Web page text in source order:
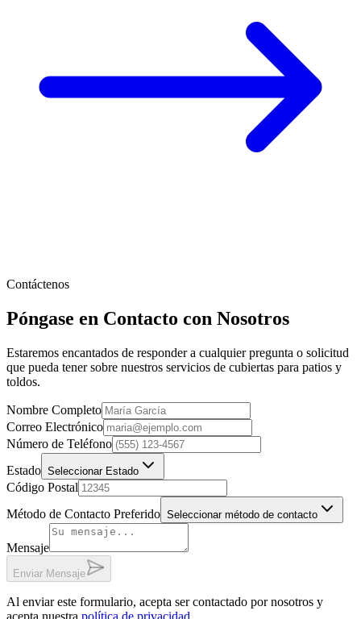
Contáctenos
Póngase en Contacto con Nosotros
Estaremos encantados de responder a cualquier pregunta o solicitud
que pueda tener sobre nuestros servicios de cubiertas para patios y
toldos.
Nombre Completo
Correo Electrónico
Número de Teléfono
Estado Seleccionar Estado
Código Postal
Método de Contacto Preferido Seleccionar método de contacto
Mensaje
Enviar Mensaje
Al enviar este formulario, acepta ser contactado por nosotros y
acepta nuestra política de privacidad